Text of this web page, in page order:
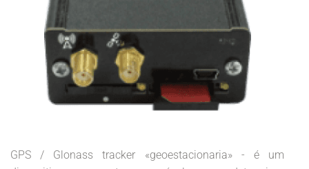
GPS / Glonass tracker «geoestacionaria» - é um